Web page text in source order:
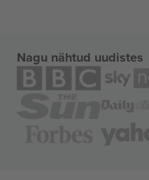
Nagu nähtud uudistes